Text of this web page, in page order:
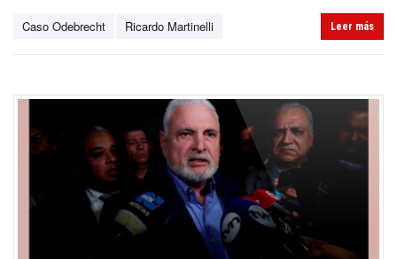
Caso Odebrecht Ricardo Martinelli Leer más